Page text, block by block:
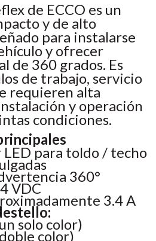
de ECCO es un
y de alto
para instalarse
y ofrecer
de 360 grados. Es
de trabajo, servicio
requieren alta
y operación
condiciones.
para toldo / techo
360°
VDC
3.4 A
solo color)
color)